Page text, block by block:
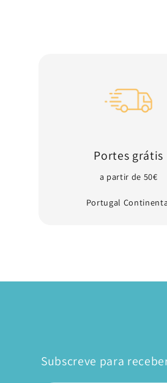
Portes grátis
a partir de 50€
Portugal
Subscreve para